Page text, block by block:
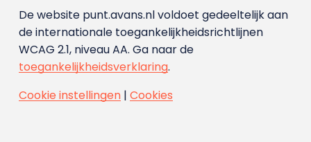
De website punt.avans.nl voldoet gedeeltelijk aan
de internationale toegankelijkheidsrichtlijnen
WCAG 2.1, niveau AA. Ga naar de
toegankelijkheidsverklaring.
Cookie instellingen| Cookies